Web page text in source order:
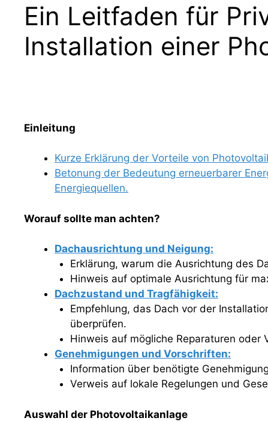
Ein Leitfaden für
Installation einer
Einleitung
Kurze Erklärung der Vorteile von
Betonung der Bedeutung erneuerbarer
Energiequellen.
Worauf sollte man achten?
Dachausrichtung und Neigung:
Erklärung, warum die Ausrichtung des
Hinweis auf optimale Ausrichtung für
Dachzustand und Tragfähigkeit:
Empfehlung, das Dach vor der
überprüfen.
Hinweis auf mögliche Reparaturen oder
Genehmigungen und Vorschriften:
Information über benötigte
Verweis auf lokale Regelungen und
Auswahl der Photovoltaikanlage